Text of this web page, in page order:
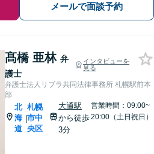
メールで面談予約
髙橋 亜林 弁
護士
インタビューを
見る
弁護士法人リブラ共同法律事務所 札幌駅前本
部
北
海
道
|
札幌
市中
央区
大通駅
から徒歩
3分
営業時間：09:00~
20:00（土日祝日）